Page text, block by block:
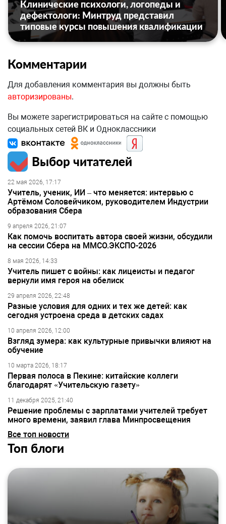
Клинические психологи, логопеды и
дефектологи: Минтруд представил
типовые курсы повышения квалификации
Комментарии
Для добавления комментария вы должны быть
авторизированы.
Вы можете зарегистрироваться на сайте с помощью
социальных сетей ВК и Одноклассники
Выбор читателей
22 мая 2026, 17:17
Учитель, ученик, ИИ – что меняется: интервью с
Артёмом Соловейчиком, руководителем Индустрии
образования Сбера
9 апреля 2026, 21:07
Как помочь воспитать автора своей жизни, обсудили
на сессии Сбера на ММСО.ЭКСПО-2026
8 мая 2026, 14:33
Учитель пишет с войны: как лицеисты и педагог
вернули имя героя на обелиск
29 апреля 2026, 22:48
Разные условия для одних и тех же детей: как
сегодня устроена среда в детских садах
10 апреля 2026, 12:00
Взгляд зумера: как культурные привычки влияют на
обучение
10 марта 2026, 18:17
Первая полоса в Пекине: китайские коллеги
благодарят «Учительскую газету»
11 декабря 2025, 21:40
Решение проблемы с зарплатами учителей требует
много времени, заявил глава Минпросвещения
Все топ новости
Топ блоги